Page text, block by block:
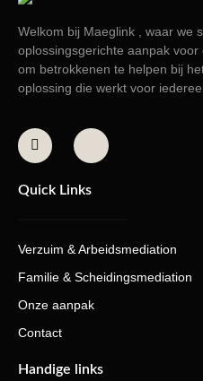
Welkom bij Maeglink , waar we
oplossingsgerichte aanpak
om betrokkenen te helpen bij
oplossing die werkt voor
Quick Links
Verzuim & Arbeidsmediation
Familie & Scheidingsmediation
Onze aanpak
Contact
Handige links